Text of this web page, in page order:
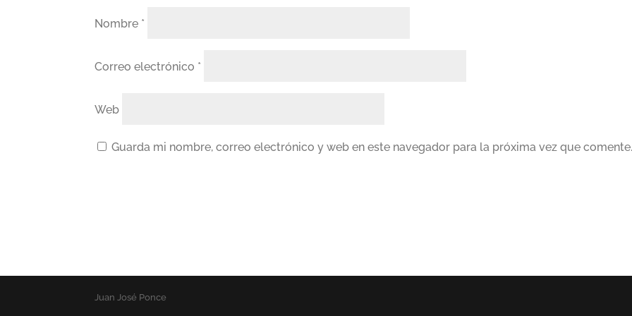
Nombre *
Correo electrónico *
Web
Guarda mi nombre, correo electrónico y web en este navegador para la próxima vez que
Juan José Ponce